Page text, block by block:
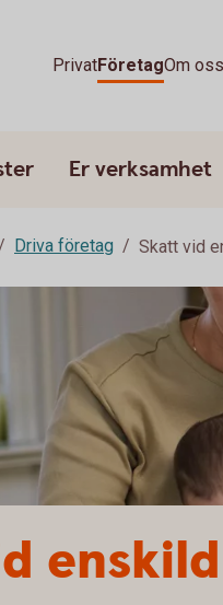
PrivatFöretagOm oss
Er verksamhet
Driva företag Skatt vid